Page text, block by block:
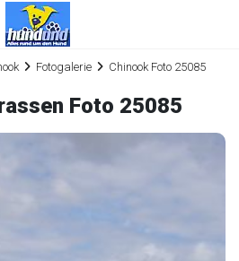
Fotogalerie Chinook Foto 25085
Foto 25085